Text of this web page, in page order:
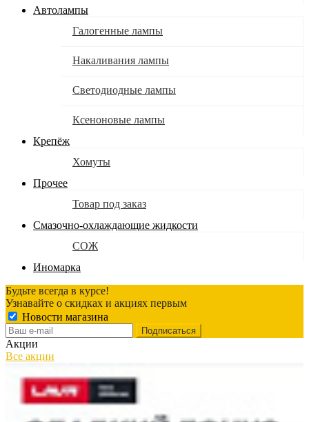
Автолампы
Галогенные лампы
Накаливания лампы
Светодиодные лампы
Ксеноновые лампы
Крепёж
Хомуты
Прочее
Товар под заказ
Смазочно-охлаждающие жидкости
СОЖ
Иномарка
Будьте всегда в курсе!
Узнавайте о скидках и акциях первым
Новости магазина
Акции
Все акции